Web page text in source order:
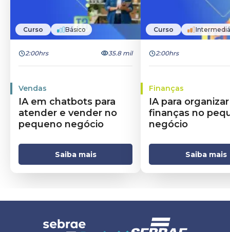
Curso Básico
2:00hrs 35.8 mil
Vendas
IA em chatbots para
atender e vender no
pequeno negócio
Saiba mais
Curso
2:00hrs
Finanças
IA para organizar
finanças no
negócio
Saiba mais